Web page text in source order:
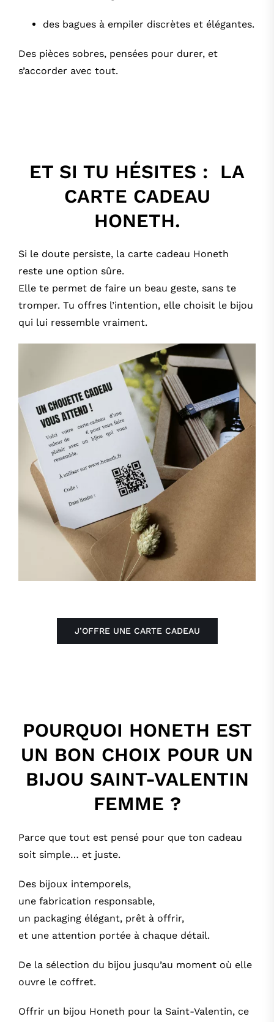
des bagues à empiler discrètes et élégantes.
Des pièces sobres, pensées pour durer, et
s’accorder avec tout.
ET SI TU HÉSITES : LA
CARTE CADEAU
HONETH.
Si le doute persiste, la carte cadeau Honeth
reste une option sûre.
Elle te permet de faire un beau geste, sans te
tromper. Tu offres l’intention, elle choisit le bijou
qui lui ressemble vraiment.
J’OFFRE UNE CARTE CADEAU
POURQUOI HONETH EST
UN BON CHOIX POUR UN
BIJOU SAINT-VALENTIN
FEMME ?
Parce que tout est pensé pour que ton cadeau
soit simple… et juste.
Des bijoux intemporels,
une fabrication responsable,
un packaging élégant, prêt à offrir,
et une attention portée à chaque détail.
De la sélection du bijou jusqu’au moment où elle
ouvre le coffret.
Offrir un bijou Honeth pour la Saint-Valentin, ce